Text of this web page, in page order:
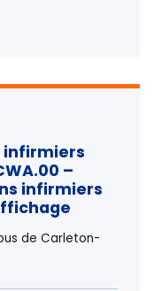
infirmiers
–
infirmiers
de Carleton-